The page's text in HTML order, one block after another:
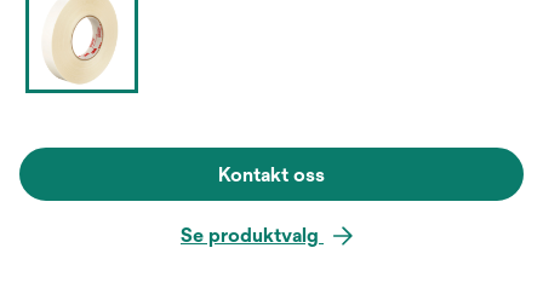
Kontakt oss
Se produktvalg